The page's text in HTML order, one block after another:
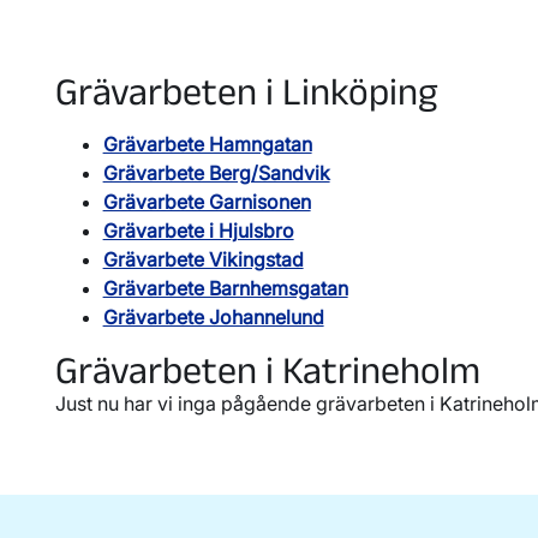
Grävarbeten i Linköping
Grävarbete Hamngatan
Grävarbete Berg/Sandvik
Grävarbete Garnisonen
Grävarbete i Hjulsbro
Grävarbete Vikingstad
Grävarbete Barnhemsgatan
Grävarbete Johannelund
Grävarbeten i Katrineholm
Just nu har vi inga pågående grävarbeten i